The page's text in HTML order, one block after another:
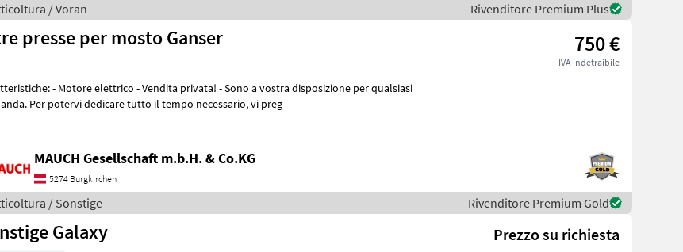
/ Voran Rivenditore Premium Plus
presse per mosto Ganser 750 €
IVA indetraibile
- Vendita privata! - Sono a vostra disposizione per qualsiasi
domanda. Per potervi dedicare tutto il tempo necessario, vi preg
MAUCH Gesellschaft m.b.H. & Co.KG
5274 Burgkirchen
/ Sonstige Rivenditore Premium Gold
Galaxy Prezzo su richiesta